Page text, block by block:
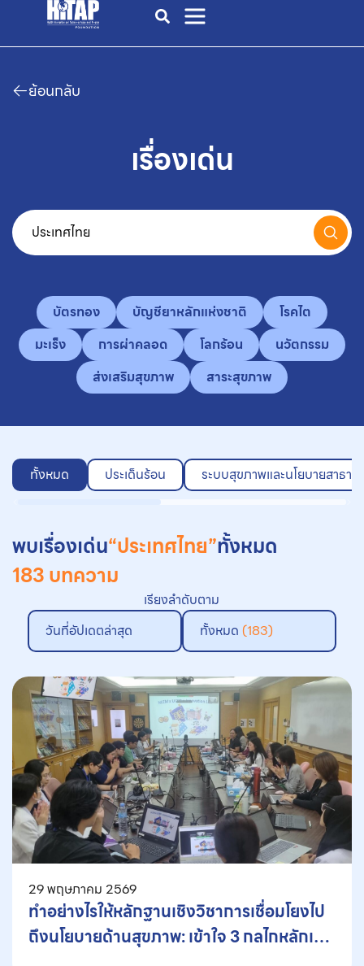
ย้อนกลับ
เรื่องเด่น
บัตรทอง บัญชียาหลักแห่งชาติ
โรคไต
มะเร็ง
การผ่าคลอด โลกร้อน
นวัตกรรม
ส่งเสริมสุขภาพ
สาระสุขภาพ
ทั้งหมด ประเด็นร้อน ระบบสุขภาพและนโยบายสาธา
พบเรื่องเด่น“ประเทศไทย”ทั้งหมด
183 บทความ
เรียงลำดับตาม
วันที่อัปเดตล่าสุด
ทั้งหมด (183)
29 พฤษภาคม 2569
ทำอย่างไรให้หลักฐานเชิงวิชาการเชื่อมโยงไป
ถึงนโยบายด้านสุขภาพ: เข้าใจ 3 กลไกหลักเพื่อ